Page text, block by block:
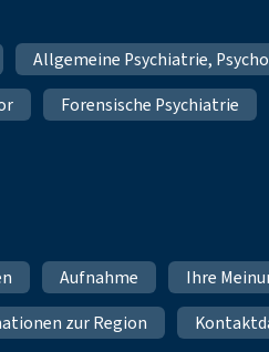
Allgemeine Psychiatrie,
Forensische Psychiatrie
Aufnahme Ihre
zur Region